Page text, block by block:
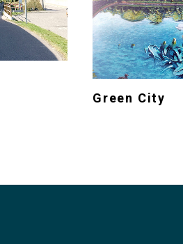
Green City